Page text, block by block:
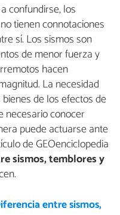
confundirse, los
tienen connotaciones
sí. Los sismos son
de menor fuerza y
hacen
La necesidad
de los efectos de
necesario conocer
puede actuarse ante
de GEOenciclopedia
sismos, temblores y
entre sismos,